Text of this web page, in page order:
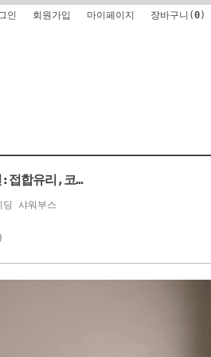
인 회원가입 마이페이지 장바구니(0)
샤워부스 (옵션:접합유리,코팅)
샤워부스